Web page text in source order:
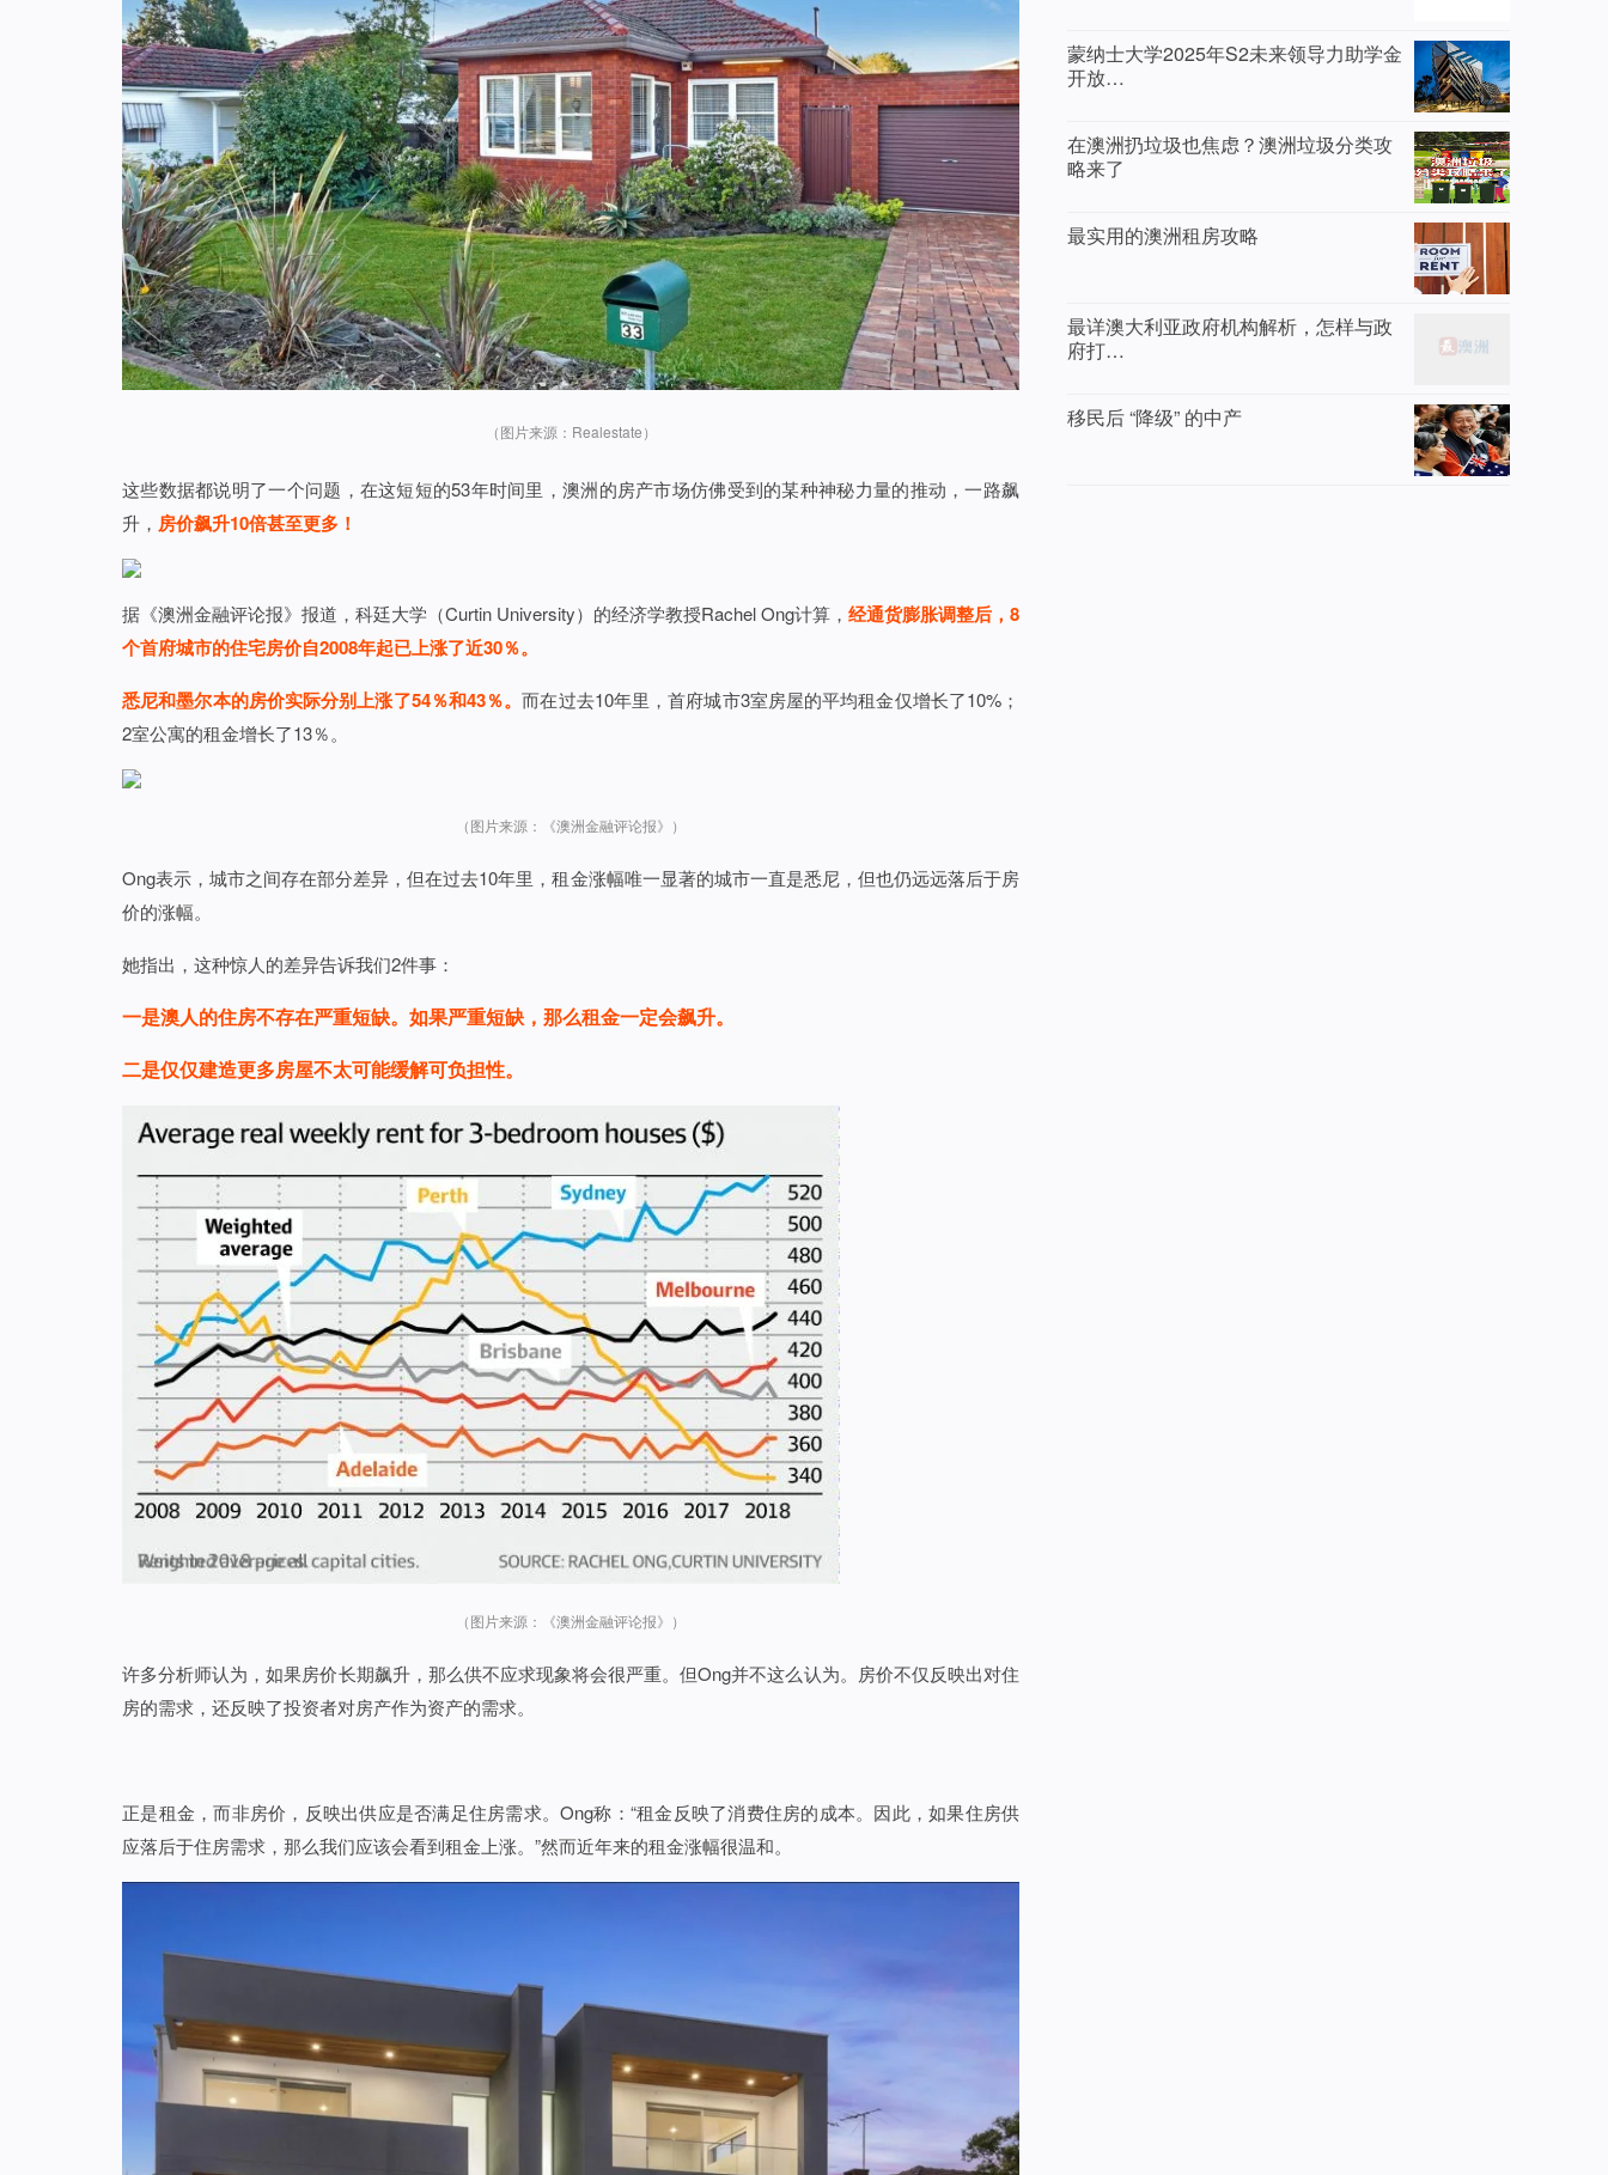
（图片来源：Realestate）
这些数据都说明了一个问题，在这短短的53年时间里，澳洲的房产市场仿佛受到的某种神秘力量的推动，一路飙
升， 房价飙升10倍甚至更多！
据《澳洲金融评论报》报道，科廷大学（Curtin University）的经济学教授Rachel Ong计算， 经通货膨胀调整后，8
个首府城市的住宅房价自2008年起已上涨了近30％。
悉尼和墨尔本的房价实际分别上涨了54％和43％。而在过去10年里，首府城市3室房屋的平均租金仅增长了10%；
2室公寓的租金增长了13％。
（图片来源：《澳洲金融评论报》）
Ong表示，城市之间存在部分差异，但在过去10年里，租金涨幅唯一显著的城市一直是悉尼，但也仍远远落后于房
价的涨幅。
她指出，这种惊人的差异告诉我们2件事：
一是澳人的住房不存在严重短缺。如果严重短缺，那么租金一定会飙升。
二是仅仅建造更多房屋不太可能缓解可负担性。
（图片来源：《澳洲金融评论报》）
许多分析师认为，如果房价长期飙升，那么供不应求现象将会很严重。但Ong并不这么认为。房价不仅反映出对住
房的需求，还反映了投资者对房产作为资产的需求。
正是租金，而非房价，反映出供应是否满足住房需求。Ong称：“租金反映了消费住房的成本。因此，如果住房供
应落后于住房需求，那么我们应该会看到租金上涨。”然而近年来的租金涨幅很温和。
蒙纳士大学2025年S2未来领导力助学金
开放…
在澳洲扔垃圾也焦虑？澳洲垃圾分类攻
略来了
最实用的澳洲租房攻略
最详澳大利亚政府机构解析，怎样与政
府打…
移民后 “降级” 的中产